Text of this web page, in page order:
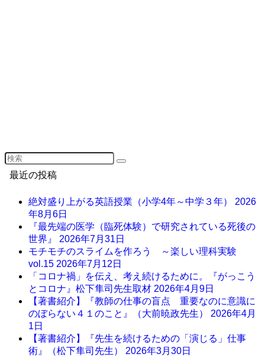
最近の投稿
絶対盛り上がる英語授業（小学4年～中学３年） 2026
年8月6日
『最先端の医学（臨死体験）で研究されている死後の
世界』 2026年7月31日
モチモチのスライムを作ろう ～楽しい理科実験
vol.15 2026年7月12日
「コロナ禍」を伝え、考え続けるために。『がっこう
とコロナ』松下隼司先生取材 2026年4月9日
【著書紹介】『教師の仕事の盲点 重要なのに意識に
のぼらない４１のこと』（大前暁政先生） 2026年4月
1日
【著書紹介】『先生を続けるための「演じる」仕事
術』（松下隼司先生） 2026年3月30日